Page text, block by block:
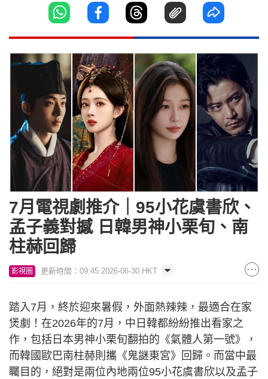
7月電視劇推介｜95小花虞書欣、
孟子義對撼 日韓男神小栗旬、南
柱赫回歸
影視圈 更新時間：09:45 2026-06-30 HKT
踏入7月，終於迎來暑假，外面熱辣辣，最適合在家
煲劇！在2026年的7月，中日韓都紛紛推出看家之
作，包括日本男神小栗旬翻拍的《氣體人第一號》，
而韓國歐巴南柱赫則攜《鬼謎東宮》回歸。而當中最
矚目的，絕對是兩位內地兩位95小花虞書欣以及孟子